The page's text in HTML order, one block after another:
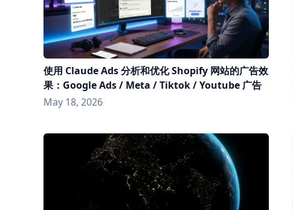
使用 Claude Ads 分析和优化 Shopify 网站的广告效
果：Google Ads / Meta / Tiktok / Youtube 广告
May 18, 2026